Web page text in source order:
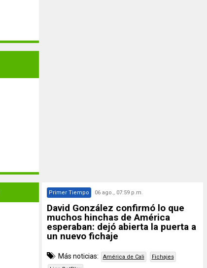
Primer Tiempo 06 ago., 07:59 p.m.
David González confirmó lo que
muchos hinchas de América
esperaban: dejó abierta la puerta a
un nuevo fichaje
Más noticias: América de Cali
Fichajes